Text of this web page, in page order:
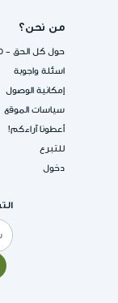
من نحن؟
حول كل الحق -
اسئلة واجوبة
إمكانية الوصول
سياسات الموقع
أعطونا آراءكم!
للتبرع
دخول